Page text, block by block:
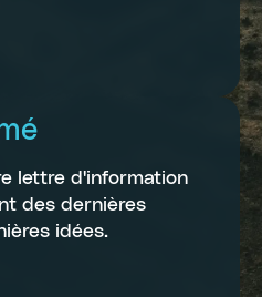
lettre d'information
des dernières
idées.